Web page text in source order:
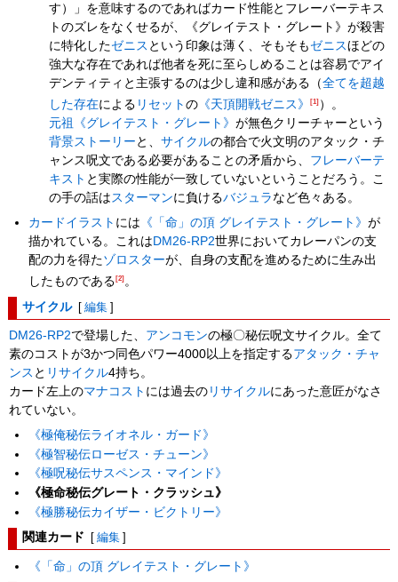
す）」を意味するのであればカード性能とフレーバーテキス
トのズレをなくせるが、《グレイテスト・グレート》が殺害
に特化したゼニス という印象は薄く、そもそも ゼニスほどの
強大な存在であれば他者を死に至らしめることは容易でアイ
デンティティと主張するのは少し違和感がある（全てを超越
した存在による リセットの 《天頂開戦ゼニス》[1] ）。
元祖《グレイテスト・グレート》が無色クリーチャーという
背景ストーリー と、サイクルの都合で火文明のアタック・チ
ャンス呪文である必要があることの矛盾から、 フレーバーテ
キスト と実際の性能が一致していないということだろう。こ
の手の話はスターマンに負けるバジュラ など色々ある。
カードイラスト には 《「命」の頂 グレイテスト・グレート》が
描かれている。これは DM26-RP2世界においてカレーパンの支
配の力を得たゾロスターが、自身の支配を進めるために生み出
したものである[2] 。
サイクル [ 編集 ]
DM26-RP2で登場した、 アンコモンの極〇秘伝呪文サイクル。全て
素のコストが3かつ同色パワー4000以上を指定するアタック・チャ
ンス と リサイクル4持ち。
カード左上のマナコスト には過去の リサイクルにあった意匠がなさ
れていない。
《極俺秘伝ライオネル・ガード》
《極智秘伝ローゼス・チューン》
《極呪秘伝サスペンス・マインド》
《極命秘伝グレート・クラッシュ》
《極勝秘伝カイザー・ビクトリー》
関連カード [ 編集 ]
《「命」の頂 グレイテスト・グレート》